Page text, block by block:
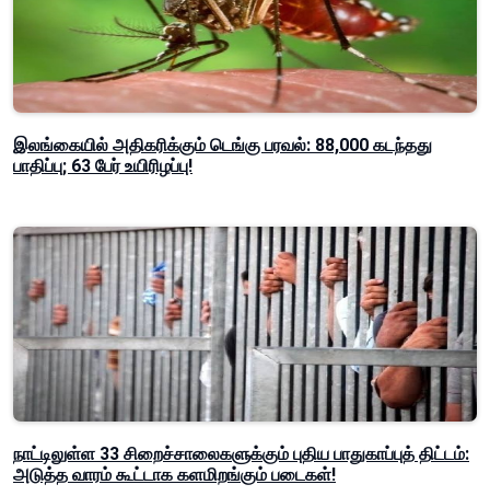
இலங்கையில் அதிகரிக்கும் டெங்கு பரவல்: 88,000 கடந்தது
பாதிப்பு; 63 பேர் உயிரிழப்பு!
நாட்டிலுள்ள 33 சிறைச்சாலைகளுக்கும் புதிய பாதுகாப்புத் திட்டம்:
அடுத்த வாரம் கூட்டாக களமிறங்கும் படைகள்!